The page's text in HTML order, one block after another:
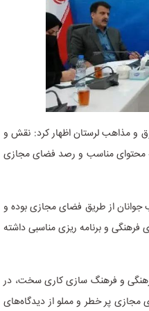
و مذاهب لرستان اظهار کرد: نقش و
محتوای مناسب و رصد فضای مجازی
از طریق فضای مجازی بوده و
فرهنگی و برنامه ریزی مناسبی داشته
و فرهنگ سازی کاری سخت، در
مجازی پر خطر و مملو از دیدگاه‌های